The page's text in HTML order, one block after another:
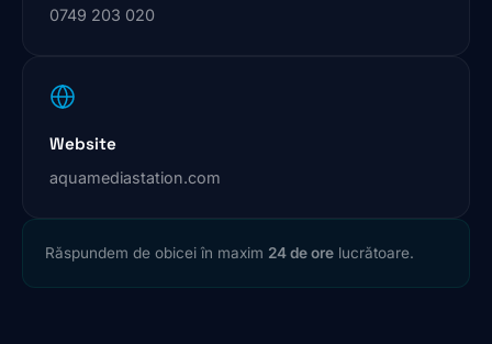
0749 203 020
Website
aquamediastation.com
Răspundem de obicei în maxim 24 de ore lucrătoare.